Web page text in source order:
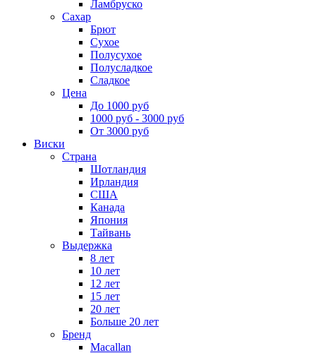
Ламбруско
Сахар
Брют
Сухое
Полусухое
Полусладкое
Сладкое
Цена
До 1000 руб
1000 руб - 3000 руб
От 3000 руб
Виски
Страна
Шотландия
Ирландия
США
Канада
Япония
Тайвань
Выдержка
8 лет
10 лет
12 лет
15 лет
20 лет
Больше 20 лет
Бренд
Macallan